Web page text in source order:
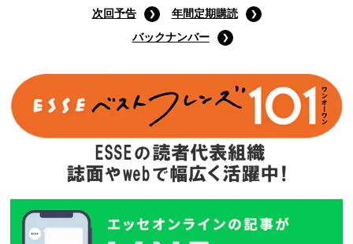
次回予告
年間定期購読
バックナンバー